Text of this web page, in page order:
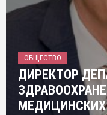
ОБЩЕСТВО
ДИРЕКТОР
МЕДИЦИНСКИХ